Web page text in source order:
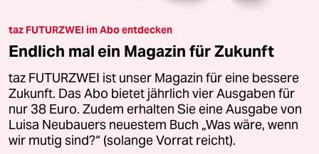
taz FUTURZWEI im Abo entdecken
Endlich mal ein Magazin für Zukunft
taz FUTURZWEI ist unser Magazin für eine bessere
Zukunft. Das Abo bietet jährlich vier Ausgaben für
nur 38 Euro. Zudem erhalten Sie eine Ausgabe von
Luisa Neubauers neuestem Buch „Was wäre, wenn
wir mutig sind?“ (solange Vorrat reicht).